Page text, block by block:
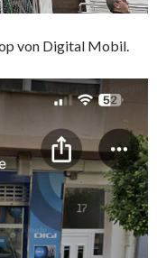
von Digital Mobil.